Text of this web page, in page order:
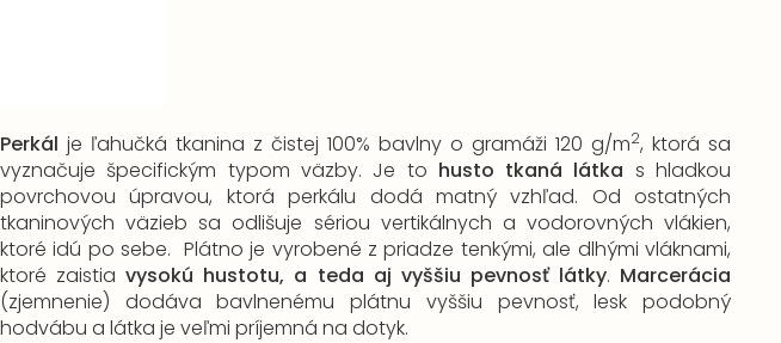
Perkál je ľahučká tkanina z čistej 100% bavlny o gramáži 120 g/m2, ktorá sa
vyznačuje špecifickým typom väzby. Je to husto tkaná látka s hladkou
povrchovou úpravou, ktorá perkálu dodá matný vzhľad. Od ostatných
tkaninových väzieb sa odlišuje sériou vertikálnych a vodorovných vlákien,
ktoré idú po sebe. Plátno je vyrobené z priadze tenkými, ale dlhými vláknami,
ktoré zaistiavysokú hustotu, a teda aj vyššiu pevnosť látky. Marcerácia
(zjemnenie) dodáva bavlnenému plátnu vyššiu pevnosť, lesk podobný
hodvábu a látka je veľmi príjemná na dotyk.